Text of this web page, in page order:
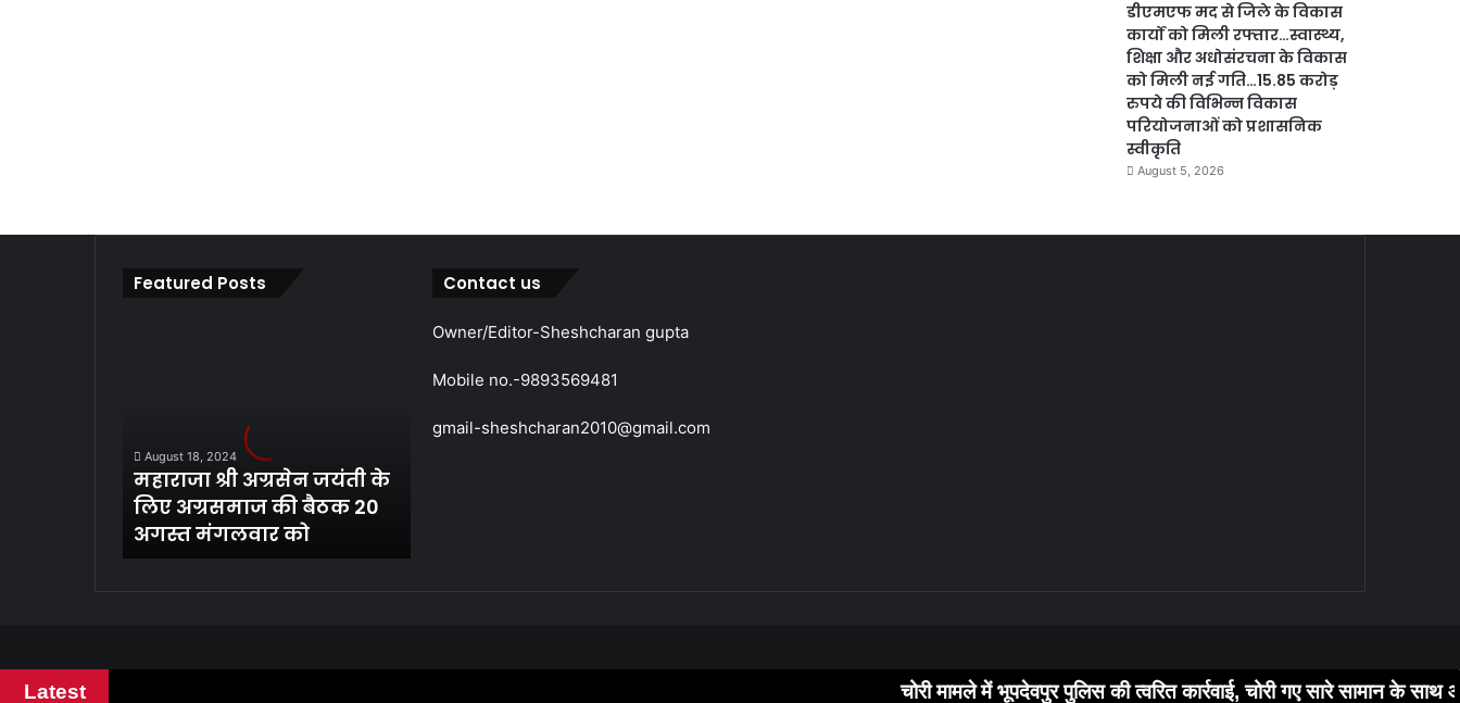
डीएमएफ मद से जिले के विकास
कार्यों को मिली रफ्तार…स्वास्थ्य,
शिक्षा और अधोसंरचना के विकास
को मिली नई गति…15.85 करोड़
रुपये की विभिन्न विकास
परियोजनाओं को प्रशासनिक
स्वीकृति
August 5, 2026
Featured Posts
अग्रसमाज
की
बैठक
20
अगस्त
August 18, 2024
महाराजा श्री अग्रसेन जयंती के
लिए अग्रसमाज की बैठक 20
अगस्त मंगलवार को
Contact us
Owner/Editor-Sheshcharan gupta
Mobile no.-9893569481
gmail-sheshcharan2010@gmail.com
Latest चोरी मामले में भूपदेवपुर पुलिस की त्वरित कार्रवाई, चोरी गए सारे सामान के साथ आरोपी